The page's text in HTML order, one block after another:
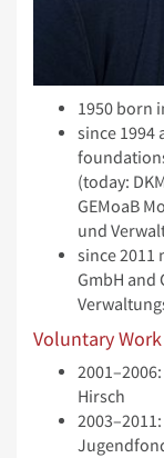
1950 born
since
(today:
GEMoaB
und
since 2011
GmbH and
Voluntary Work
Hirsch